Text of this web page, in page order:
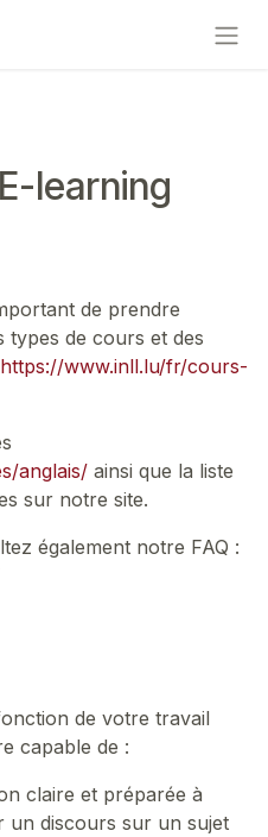
learning
de prendre
types de cours et des
https://www.inll.lu/fr/cours-
anglais/ ainsi que la liste
sur notre site.
également notre FAQ :
de votre travail
capable de :
claire et préparée à
un discours sur un sujet